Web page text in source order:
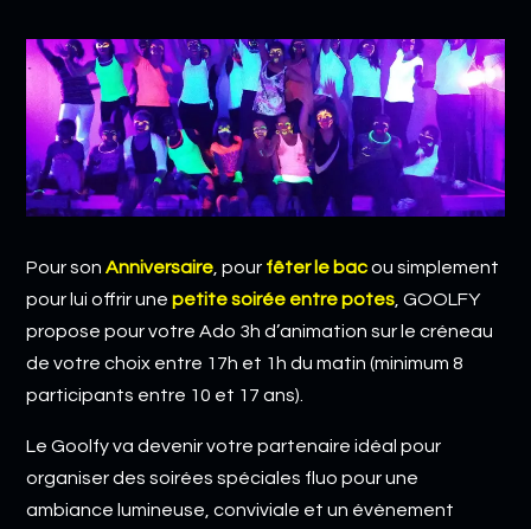
Pour sonAnniversaire , pour fêter le bacou simplement
pour lui offrir unepetite soirée entre potes , GOOLFY
propose pour votre Ado 3h d’animation sur le créneau
de votre choix entre 17h et 1h du matin (minimum 8
participants entre 10 et 17 ans).
Le Goolfy va devenir votre partenaire idéal pour
organiser des soirées spéciales fluo pour une
ambiance lumineuse, conviviale et un évènement